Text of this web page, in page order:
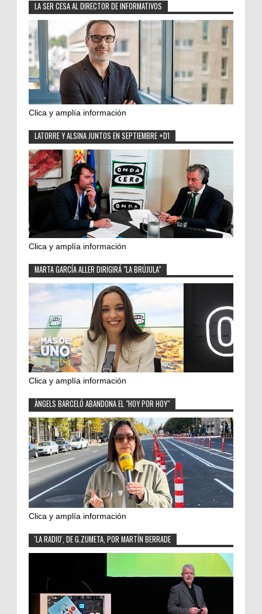
LA SER CESA AL DIRECTOR DE INFORMATIVOS
Clica y amplía información
LATORRE Y ALSINA JUNTOS EN SEPTIEMBRE +D1
Clica y amplía información
MARTA GARCÍA ALLER DIRIGIRÁ "LA BRÚJULA"
Clica y amplía información
ÀNGELS BARCELÓ ABANDONA EL "HOY POR HOY"
Clica y amplía información
'LA RADIO', DE G.ZUMETA, POR MARTÍN BERRADE